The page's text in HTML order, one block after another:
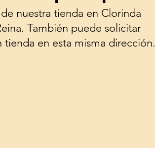
nuestra tienda en Clorinda
También puede solicitar
en esta misma dirección.